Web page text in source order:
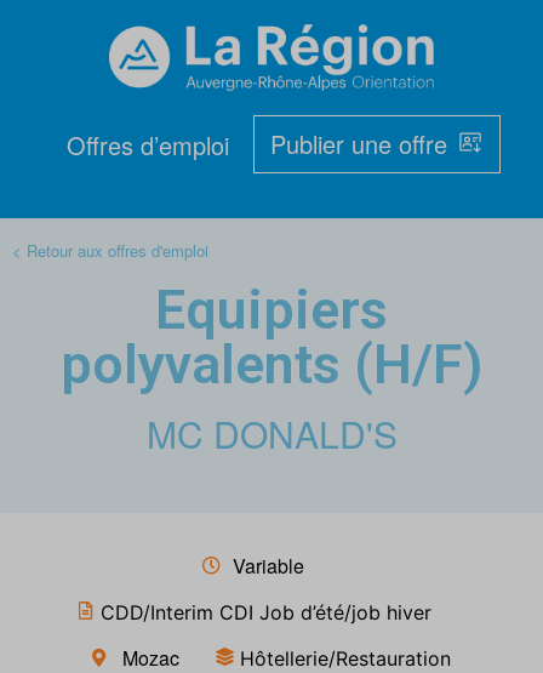
Offres d’emploi Publier une offre
< Retour aux offres d'emploi
Equipiers
polyvalents (H/F)
MC DONALD'S
Variable
CDD/Interim CDI Job d’été/job hiver
Mozac Hôtellerie/Restauration